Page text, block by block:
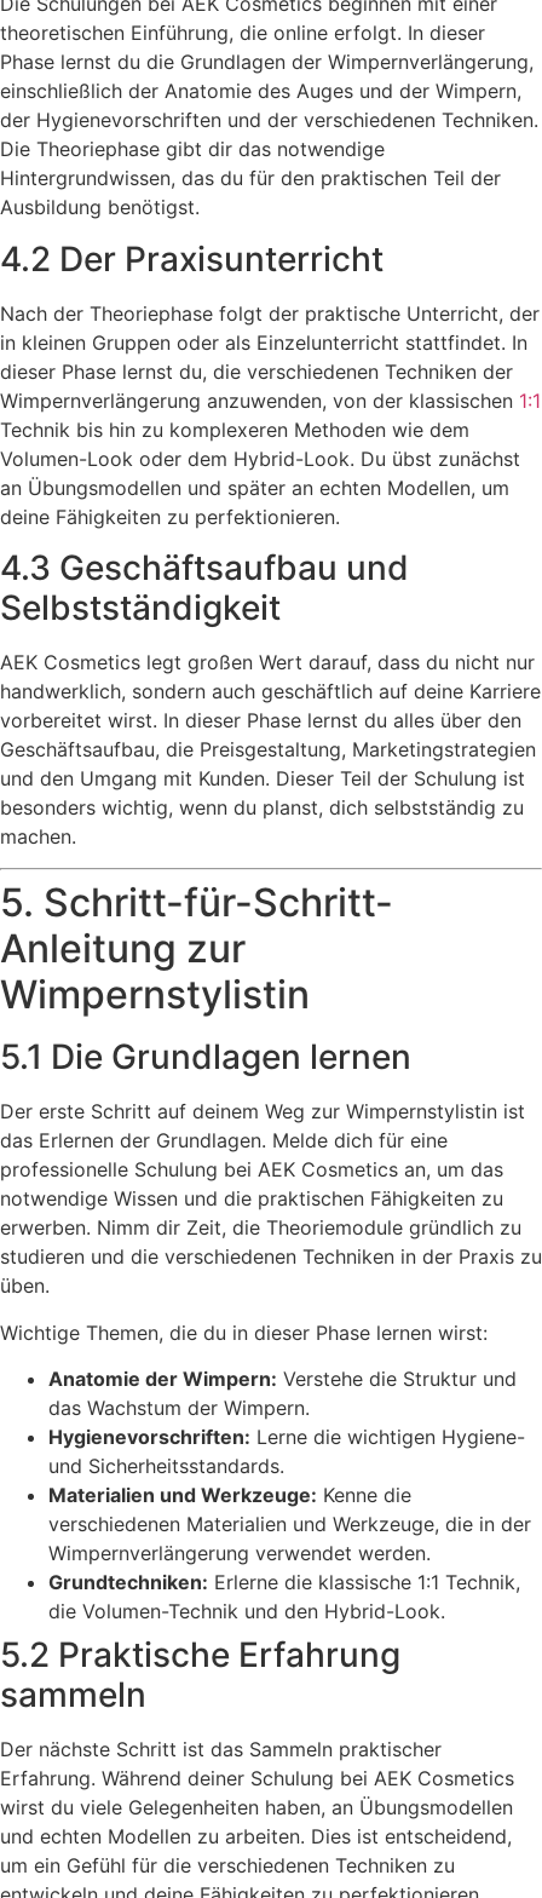
theoretischen Einführung, die online erfolgt. In dieser
Phase lernst du die Grundlagen der Wimpernverlängerung,
einschließlich der Anatomie des Auges und der Wimpern,
der Hygienevorschriften und der verschiedenen Techniken.
Die Theoriephase gibt dir das notwendige
Hintergrundwissen, das du für den praktischen Teil der
Ausbildung benötigst.
4.2 Der Praxisunterricht
Nach der Theoriephase folgt der praktische Unterricht, der
in kleinen Gruppen oder als Einzelunterricht stattfindet. In
dieser Phase lernst du, die verschiedenen Techniken der
Wimpernverlängerung anzuwenden, von der klassischen 1:1
Technik bis hin zu komplexeren Methoden wie dem
Volumen-Look oder dem Hybrid-Look. Du übst zunächst
an Übungsmodellen und später an echten Modellen, um
deine Fähigkeiten zu perfektionieren.
4.3 Geschäftsaufbau und
Selbstständigkeit
AEK Cosmetics legt großen Wert darauf, dass du nicht nur
handwerklich, sondern auch geschäftlich auf deine Karriere
vorbereitet wirst. In dieser Phase lernst du alles über den
Geschäftsaufbau, die Preisgestaltung, Marketingstrategien
und den Umgang mit Kunden. Dieser Teil der Schulung ist
besonders wichtig, wenn du planst, dich selbstständig zu
machen.
5. Schritt-für-Schritt-
Anleitung zur
Wimpernstylistin
5.1 Die Grundlagen lernen
Der erste Schritt auf deinem Weg zur Wimpernstylistin ist
das Erlernen der Grundlagen. Melde dich für eine
professionelle Schulung bei AEK Cosmetics an, um das
notwendige Wissen und die praktischen Fähigkeiten zu
erwerben. Nimm dir Zeit, die Theoriemodule gründlich zu
studieren und die verschiedenen Techniken in der Praxis zu
üben.
Wichtige Themen, die du in dieser Phase lernen wirst:
Anatomie der Wimpern: Verstehe die Struktur und
das Wachstum der Wimpern.
Hygienevorschriften: Lerne die wichtigen Hygiene-
und Sicherheitsstandards.
Materialien und Werkzeuge: Kenne die
verschiedenen Materialien und Werkzeuge, die in der
Wimpernverlängerung verwendet werden.
Grundtechniken: Erlerne die klassische 1:1 Technik,
die Volumen-Technik und den Hybrid-Look.
5.2 Praktische Erfahrung
sammeln
Der nächste Schritt ist das Sammeln praktischer
Erfahrung. Während deiner Schulung bei AEK Cosmetics
wirst du viele Gelegenheiten haben, an Übungsmodellen
und echten Modellen zu arbeiten. Dies ist entscheidend,
um ein Gefühl für die verschiedenen Techniken zu